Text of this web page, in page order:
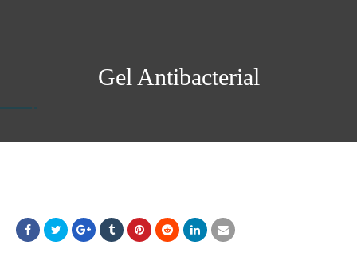
Gel Antibacterial